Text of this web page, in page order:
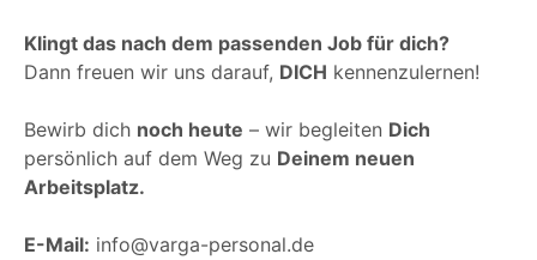
Klingt das nach dem passenden Job für dich?
Dann freuen wir uns darauf, DICH kennenzulernen!
Bewirb dich noch heute – wir begleiten Dich
persönlich auf dem Weg zu Deinem neuen
Arbeitsplatz.
E-Mail: info@varga-personal.de